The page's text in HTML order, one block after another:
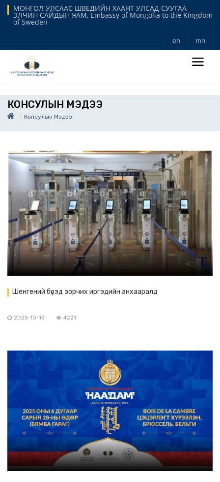
МОНГОЛ УЛСААС ШВЕДИЙН ХААНТ УЛСАД СУУГАА
ЭЛЧИН САЙДЫН ЯАМ, Embassy of Mongolia to the Kingdom
of Sweden
en mn
КОНСУЛЫН МЭДЭЭ
Консулын Мэдээ
Шенгений бүсэд зорчих иргэдийн анхааралд
2025-10-13 4221